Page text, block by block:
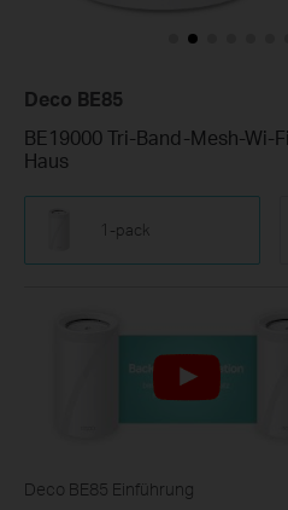
Deco BE85
BE19000 Tri-Band-Mesh-Wi-
Haus
1-pack
Deco BE85 Einführung